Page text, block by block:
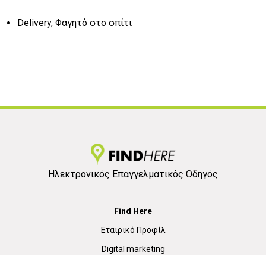
Delivery, Φαγητό στο σπίτι
Ηλεκτρονικός Επαγγελματικός Οδηγός
Find Here
Εταιρικό Προφίλ
Digital marketing